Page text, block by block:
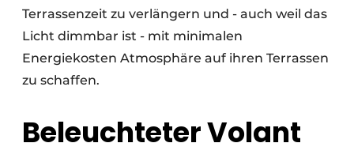
Terrassenzeit zu verlängern und - auch weil das
Licht dimmbar ist - mit minimalen
Energiekosten Atmosphäre auf ihren Terrassen
zu schaffen.
Beleuchteter Volant